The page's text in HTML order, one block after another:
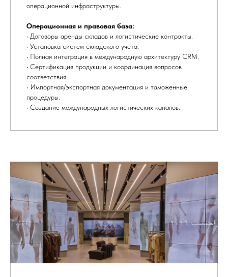
операционной инфраструктуры.
Операционная и правовая база:
• Договоры аренды складов и логистические контракты.
• Установка систем складского учета.
• Полная интеграция в международную архитектуру CRM.
• Сертификация продукции и координация вопросов
соответствия.
• Импортная/экспортная документация и таможенные
процедуры.
• Создание международных логистических каналов.